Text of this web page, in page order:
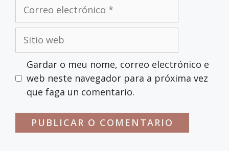
Gardar o meu nome, correo electrónico e
web neste navegador para a próxima vez
que faga un comentario.